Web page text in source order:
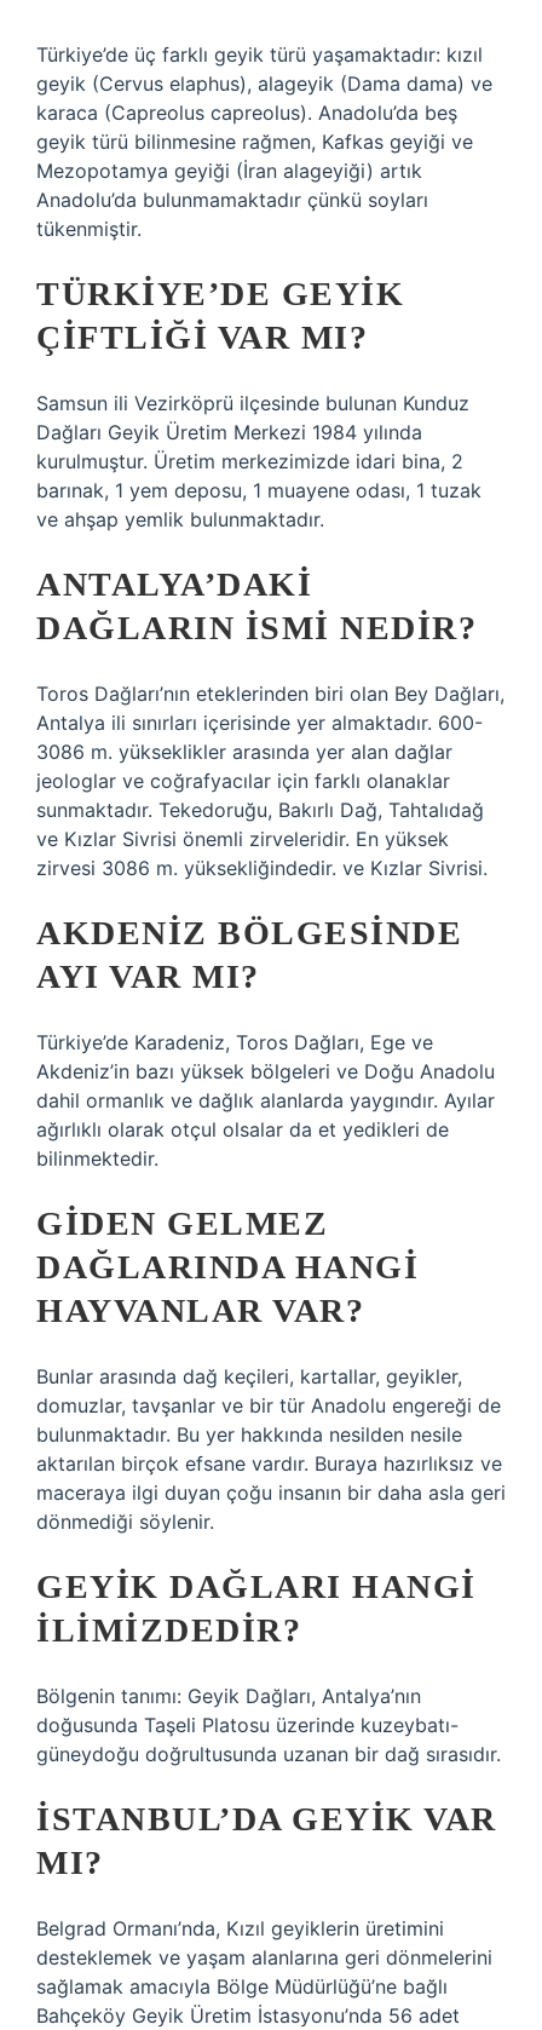
Türkiye’de üç farklı geyik türü yaşamaktadır: kızıl
geyik (Cervus elaphus), alageyik (Dama dama) ve
karaca (Capreolus capreolus). Anadolu’da beş
geyik türü bilinmesine rağmen, Kafkas geyiği ve
Mezopotamya geyiği (İran alageyiği) artık
Anadolu’da bulunmamaktadır çünkü soyları
tükenmiştir.
TÜRKIYE’DE GEYIK
ÇIFTLIĞI VAR MI?
Samsun ili Vezirköprü ilçesinde bulunan Kunduz
Dağları Geyik Üretim Merkezi 1984 yılında
kurulmuştur. Üretim merkezimizde idari bina, 2
barınak, 1 yem deposu, 1 muayene odası, 1 tuzak
ve ahşap yemlik bulunmaktadır.
ANTALYA’DAKI
DAĞLARIN ISMI NEDIR?
Toros Dağları’nın eteklerinden biri olan Bey Dağları,
Antalya ili sınırları içerisinde yer almaktadır. 600-
3086 m. yükseklikler arasında yer alan dağlar
jeologlar ve coğrafyacılar için farklı olanaklar
sunmaktadır. Tekedoruğu, Bakırlı Dağ, Tahtalıdağ
ve Kızlar Sivrisi önemli zirveleridir. En yüksek
zirvesi 3086 m. yüksekliğindedir. ve Kızlar Sivrisi.
AKDENIZ BÖLGESINDE
AYI VAR MI?
Türkiye’de Karadeniz, Toros Dağları, Ege ve
Akdeniz’in bazı yüksek bölgeleri ve Doğu Anadolu
dahil ormanlık ve dağlık alanlarda yaygındır. Ayılar
ağırlıklı olarak otçul olsalar da et yedikleri de
bilinmektedir.
GIDEN GELMEZ
DAĞLARINDA HANGI
HAYVANLAR VAR?
Bunlar arasında dağ keçileri, kartallar, geyikler,
domuzlar, tavşanlar ve bir tür Anadolu engereği de
bulunmaktadır. Bu yer hakkında nesilden nesile
aktarılan birçok efsane vardır. Buraya hazırlıksız ve
maceraya ilgi duyan çoğu insanın bir daha asla geri
dönmediği söylenir.
GEYIK DAĞLARI HANGI
ILIMIZDEDIR?
Bölgenin tanımı: Geyik Dağları, Antalya’nın
doğusunda Taşeli Platosu üzerinde kuzeybatı-
güneydoğu doğrultusunda uzanan bir dağ sırasıdır.
İSTANBUL’DA GEYIK VAR
MI?
Belgrad Ormanı’nda, Kızıl geyiklerin üretimini
desteklemek ve yaşam alanlarına geri dönmelerini
sağlamak amacıyla Bölge Müdürlüğü’ne bağlı
Bahçeköy Geyik Üretim İstasyonu’nda 56 adet